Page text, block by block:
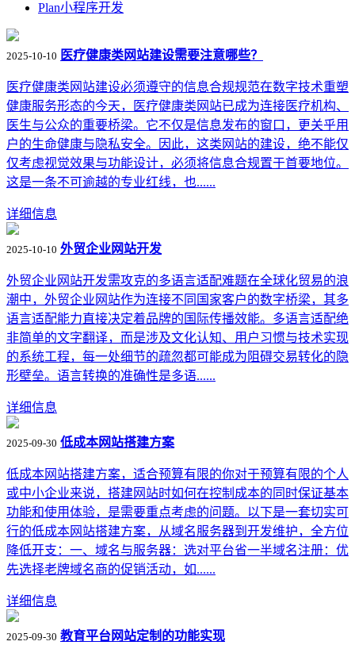
Plan小程序开发
2025-10-10 医疗健康类网站建设需要注意哪些？
医疗健康类网站建设必须遵守的信息合规规范在数字技术重塑
健康服务形态的今天，医疗健康类网站已成为连接医疗机构、
医生与公众的重要桥梁。它不仅是信息发布的窗口，更关乎用
户的生命健康与隐私安全。因此，这类网站的建设，绝不能仅
仅考虑视觉效果与功能设计，必须将信息合规置于首要地位。
这是一条不可逾越的专业红线，也......
详细信息
2025-10-10 外贸企业网站开发
外贸企业网站开发需攻克的多语言适配难题在全球化贸易的浪
潮中，外贸企业网站作为连接不同国家客户的数字桥梁，其多
语言适配能力直接决定着品牌的国际传播效能。多语言适配绝
非简单的文字翻译，而是涉及文化认知、用户习惯与技术实现
的系统工程，每一处细节的疏忽都可能成为阻碍交易转化的隐
形壁垒。语言转换的准确性是多语......
详细信息
2025-09-30 低成本网站搭建方案
低成本网站搭建方案，适合预算有限的你对于预算有限的个人
或中小企业来说，搭建网站时如何在控制成本的同时保证基本
功能和使用体验，是需要重点考虑的问题。以下是一套切实可
行的低成本网站搭建方案，从域名服务器到开发维护，全方位
降低开支：一、域名与服务器：选对平台省一半域名注册：优
先选择老牌域名商的促销活动，如......
详细信息
2025-09-30 教育平台网站定制的功能实现